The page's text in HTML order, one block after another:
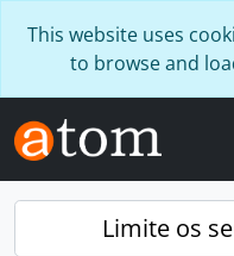
This website uses
to browse and
Limite os